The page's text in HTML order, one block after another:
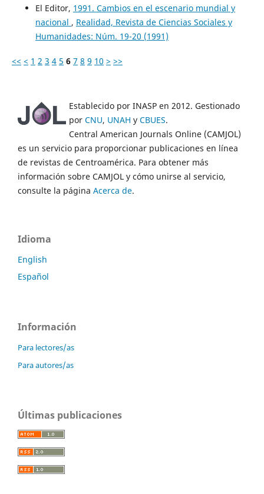
El Editor, 1991. Cambios en el escenario mundial y
nacional , Realidad, Revista de Ciencias Sociales y
Humanidades: Núm. 19-20 (1991)
<< < 1 2 3 4 5 6 7 8 9 10 > >>
Establecido por INASP en 2012. Gestionado
por CNU, UNAH y CBUES.
Central American Journals Online (CAMJOL)
es un servicio para proporcionar publicaciones en línea
de revistas de Centroamérica. Para obtener más
información sobre CAMJOL y cómo unirse al servicio,
consulte la página Acerca de.
Idioma
English
Español
Información
Para lectores/as
Para autores/as
Últimas publicaciones